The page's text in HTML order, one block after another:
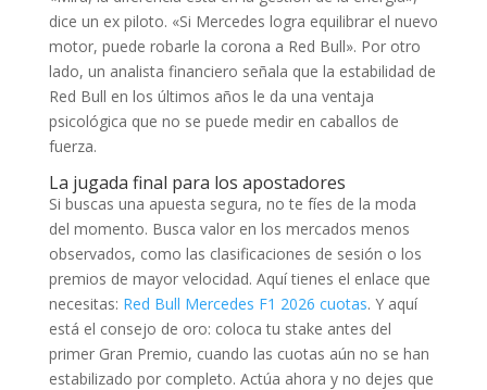
dice un ex piloto. «Si Mercedes logra equilibrar el nuevo
motor, puede robarle la corona a Red Bull». Por otro
lado, un analista financiero señala que la estabilidad de
Red Bull en los últimos años le da una ventaja
psicológica que no se puede medir en caballos de
fuerza.
La jugada final para los apostadores
Si buscas una apuesta segura, no te fíes de la moda
del momento. Busca valor en los mercados menos
observados, como las clasificaciones de sesión o los
premios de mayor velocidad. Aquí tienes el enlace que
necesitas: Red Bull Mercedes F1 2026 cuotas. Y aquí
está el consejo de oro: coloca tu stake antes del
primer Gran Premio, cuando las cuotas aún no se han
estabilizado por completo. Actúa ahora y no dejes que